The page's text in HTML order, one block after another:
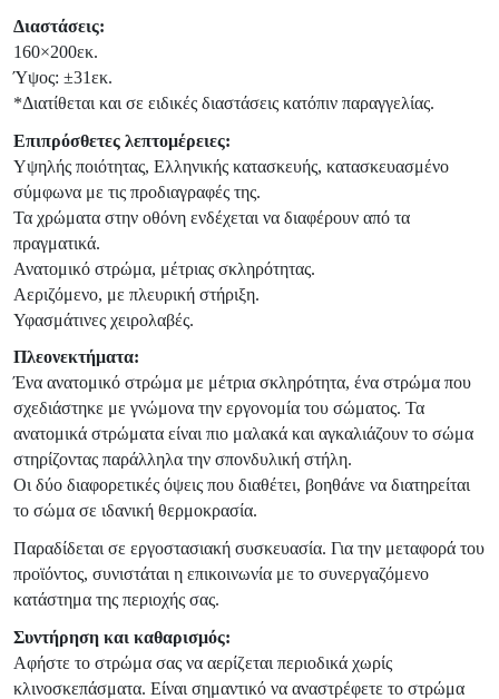
Διαστάσεις:
160×200εκ.
Ύψος: ±31εκ.
*Διατίθεται και σε ειδικές διαστάσεις κατόπιν παραγγελίας.
Επιπρόσθετες λεπτομέρειες:
Υψηλής ποιότητας, Ελληνικής κατασκευής, κατασκευασμένο
σύμφωνα με τις προδιαγραφές της.
Τα χρώματα στην οθόνη ενδέχεται να διαφέρουν από τα
πραγματικά.
Ανατομικό στρώμα, μέτριας σκληρότητας.
Αεριζόμενο, με πλευρική στήριξη.
Υφασμάτινες χειρολαβές.
Πλεονεκτήματα:
Ένα ανατομικό στρώμα με μέτρια σκληρότητα, ένα στρώμα που
σχεδιάστηκε με γνώμονα την εργονομία του σώματος. Τα
ανατομικά στρώματα είναι πιο μαλακά και αγκαλιάζουν το σώμα
στηρίζοντας παράλληλα την σπονδυλική στήλη.
Οι δύο διαφορετικές όψεις που διαθέτει, βοηθάνε να διατηρείται
το σώμα σε ιδανική θερμοκρασία.
Παραδίδεται σε εργοστασιακή συσκευασία. Για την μεταφορά του
προϊόντος, συνιστάται η επικοινωνία με το συνεργαζόμενο
κατάστημα της περιοχής σας.
Συντήρηση και καθαρισμός:
Αφήστε το στρώμα σας να αερίζεται περιοδικά χωρίς
κλινοσκεπάσματα. Είναι σημαντικό να αναστρέφετε το στρώμα